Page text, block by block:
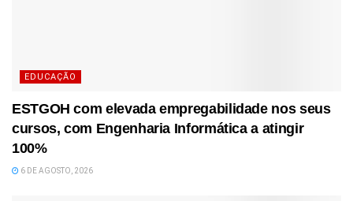
EDUCAÇÃO
ESTGOH com elevada empregabilidade nos seus
cursos, com Engenharia Informática a atingir
100%
6 DE AGOSTO, 2026